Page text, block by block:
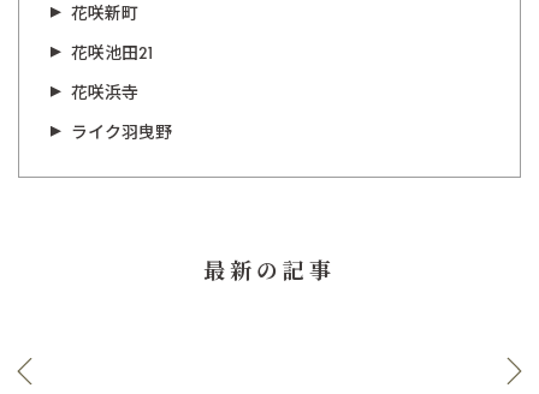
花咲新町
花咲池田21
花咲浜寺
ライク羽曳野
最新の記事